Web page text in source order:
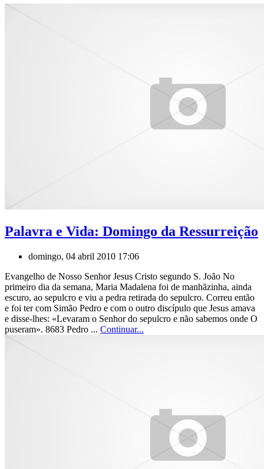
Palavra e Vida: Domingo da Ressurreição
domingo, 04 abril 2010 17:06
Evangelho de Nosso Senhor Jesus Cristo segundo S. João No
primeiro dia da semana, Maria Madalena foi de manhãzinha, ainda
escuro, ao sepulcro e viu a pedra retirada do sepulcro. Correu então
e foi ter com Simão Pedro e com o outro discípulo que Jesus amava
e disse-lhes: «Levaram o Senhor do sepulcro e não sabemos onde O
puseram». 8683 Pedro ... Continuar...